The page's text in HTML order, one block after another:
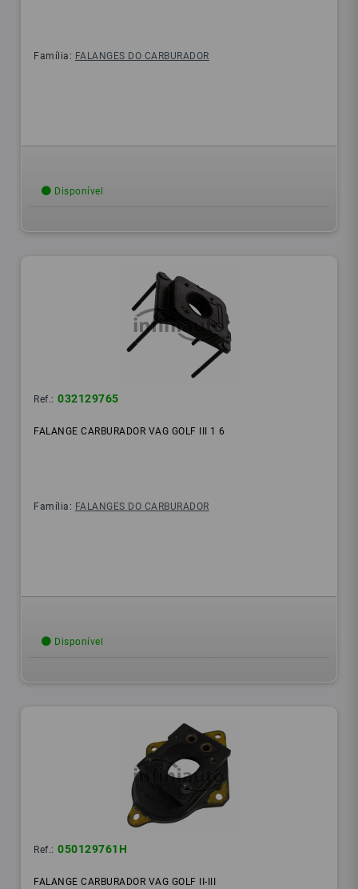
Família: FALANGES DO CARBURADOR
Disponível
Ref.: 032129765
FALANGE CARBURADOR VAG GOLF III 1 6
Família: FALANGES DO CARBURADOR
Disponível
Ref.: 050129761H
FALANGE CARBURADOR VAG GOLF II-III